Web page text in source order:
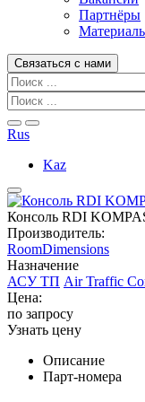
Партнёры
Связаться с нами
Rus
Kaz
Консоль RDI
Производитель:
RoomDimensions
Назначение
АСУ ТП Air Traffic
Цена:
по запросу
Узнать цену
Описание
Парт-номера